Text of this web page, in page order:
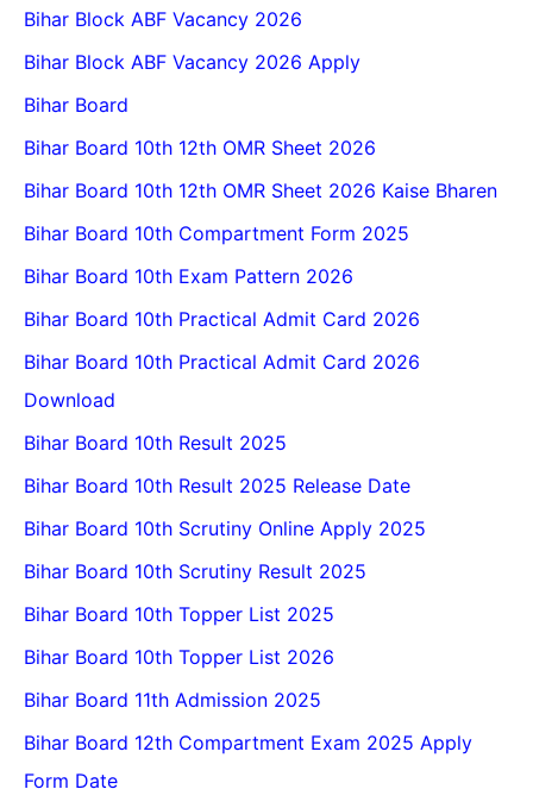
Bihar Block ABF Vacancy 2026
Bihar Block ABF Vacancy 2026 Apply
Bihar Board
Bihar Board 10th 12th OMR Sheet 2026
Bihar Board 10th 12th OMR Sheet 2026 Kaise Bharen
Bihar Board 10th Compartment Form 2025
Bihar Board 10th Exam Pattern 2026
Bihar Board 10th Practical Admit Card 2026
Bihar Board 10th Practical Admit Card 2026
Download
Bihar Board 10th Result 2025
Bihar Board 10th Result 2025 Release Date
Bihar Board 10th Scrutiny Online Apply 2025
Bihar Board 10th Scrutiny Result 2025
Bihar Board 10th Topper List 2025
Bihar Board 10th Topper List 2026
Bihar Board 11th Admission 2025
Bihar Board 12th Compartment Exam 2025 Apply
Form Date